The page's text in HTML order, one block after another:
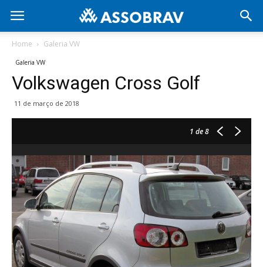
Home Galeria VW
Galeria VW
Volkswagen Cross Golf
11 de março de 2018
1 de 8